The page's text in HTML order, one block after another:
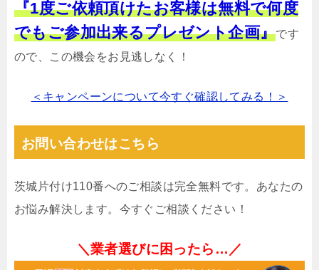
『1度ご依頼頂けたお客様は無料で何度
でもご参加出来るプレゼント企画』です
ので、この機会をお見逃しなく！
＜キャンペーンについて今すぐ確認してみる！＞
お問い合わせはこちら
茨城片付け110番へのご相談は完全無料です。あなたの
お悩み解決します。今すぐご相談ください！
＼業者選びに困ったら…／